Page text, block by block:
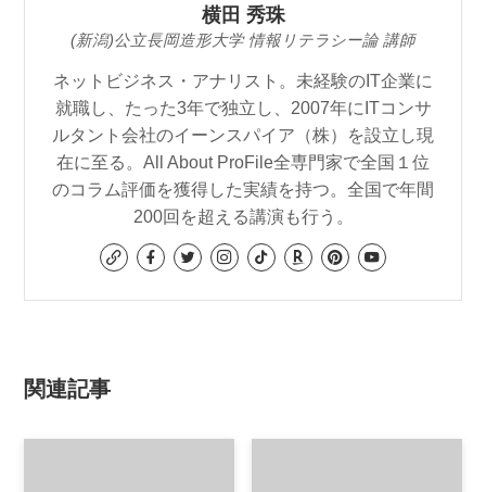
横田 秀珠
(新潟)公立長岡造形大学 情報リテラシー論 講師
ネットビジネス・アナリスト。未経験のIT企業に
就職し、たった3年で独立し、2007年にITコンサ
ルタント会社のイーンスパイア（株）を設立し現
在に至る。All About ProFile全専門家で全国１位
のコラム評価を獲得した実績を持つ。全国で年間
200回を超える講演も行う。
関連記事